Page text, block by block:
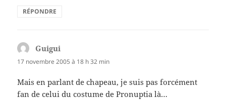
RÉPONDRE
Guigui
17 novembre 2005 à 18 h 32 min
Mais en parlant de chapeau, je suis pas forcément
fan de celui du costume de Pronuptia là…